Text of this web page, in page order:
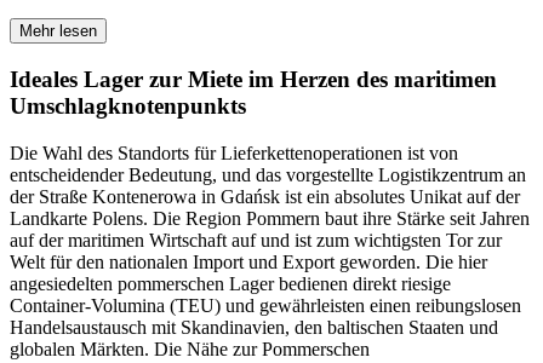
Mehr lesen
Ideales Lager zur Miete im Herzen des maritimen
Umschlagknotenpunkts
Die Wahl des Standorts für Lieferkettenoperationen ist von
entscheidender Bedeutung, und das vorgestellte Logistikzentrum an
der Straße Kontenerowa in Gdańsk ist ein absolutes Unikat auf der
Landkarte Polens. Die Region Pommern baut ihre Stärke seit Jahren
auf der maritimen Wirtschaft auf und ist zum wichtigsten Tor zur
Welt für den nationalen Import und Export geworden. Die hier
angesiedelten pommerschen Lager bedienen direkt riesige
Container-Volumina (TEU) und gewährleisten einen reibungslosen
Handelsaustausch mit Skandinavien, den baltischen Staaten und
globalen Märkten. Die Nähe zur Pommerschen